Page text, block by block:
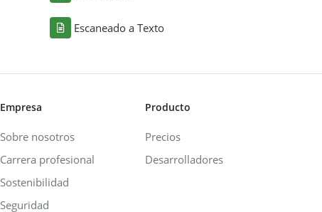
Escaneado a Texto
Empresa
Sobre nosotros
Carrera profesional
Sostenibilidad
Seguridad
Producto
Precios
Desarrolladores